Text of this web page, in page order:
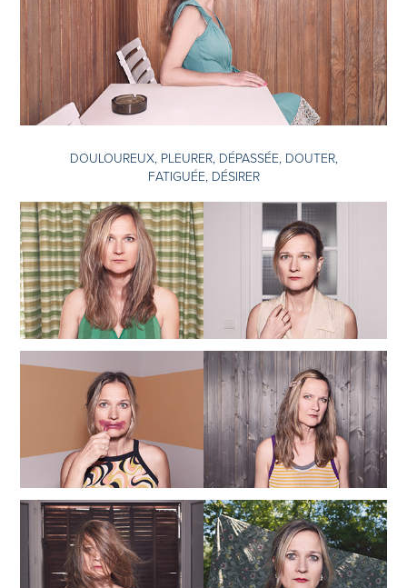
DOULOUREUX, PLEURER, DÉPASSÉE, DOUTER,
FATIGUÉE, DÉSIRER